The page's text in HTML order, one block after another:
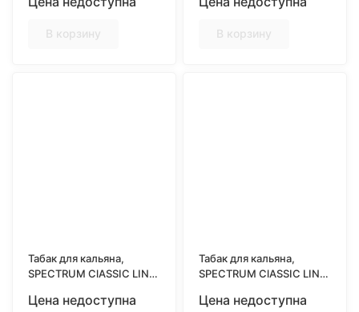
(Питая и Айва)
В корзину В корзину
Табак для кальяна,
SPECTRUM ClASSIC LINE
(Энергетический
Цена недоступна
Табак для кальяна,
SPECTRUM ClASSIC LINE
(Мощная Мята)
Цена недоступна